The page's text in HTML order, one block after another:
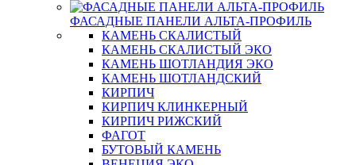
ФАСАДНЫЕ ПАНЕЛИ АЛЬТА-ПРОФИЛЬ
КАМЕНЬ СКАЛИСТЫЙ
КАМЕНЬ СКАЛИСТЫЙ ЭКО
КАМЕНЬ ШОТЛАНДИЯ ЭКО
КАМЕНЬ ШОТЛАНДСКИЙ
КИРПИЧ
КИРПИЧ КЛИНКЕРНЫЙ
КИРПИЧ РИЖСКИЙ
ФАГОТ
БУТОВЫЙ КАМЕНЬ